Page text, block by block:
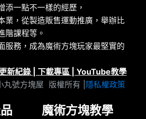
添一點不一樣的經歷，
業，從製造販售運動推廣，舉辦比
階課程等。
服務，成為魔術方塊玩家最堅實的
新紀錄
下載專區
YouTube教學
號方塊屋 版權所有 | 隱私權政策
魔術方塊教學